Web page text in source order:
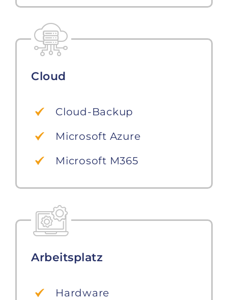
Cloud
Cloud-Backup
Microsoft Azure
Microsoft M365
Arbeitsplatz
Hardware